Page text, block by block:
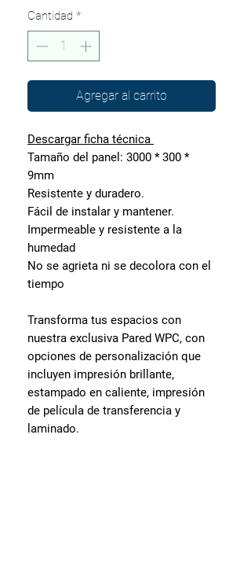
Cantidad *
Agregar al carrito
Descargar ficha técnica
Tamaño del panel: 3000 * 300 *
9mm
Resistente y duradero.
Fácil de instalar y mantener.
Impermeable y resistente a la
humedad
No se agrieta ni se decolora con el
tiempo
Transforma tus espacios con
nuestra exclusiva Pared WPC, con
opciones de personalización que
incluyen impresión brillante,
estampado en caliente, impresión
de película de transferencia y
laminado.